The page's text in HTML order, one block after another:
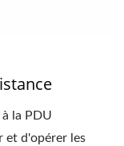
la PDU
et d'opérer les